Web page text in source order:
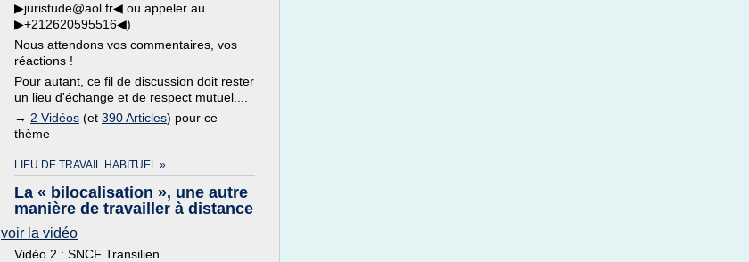
▶juristude@aol.fr◀ ou appeler au
▶+212620595516◀)
Nous attendons vos commentaires, vos
réactions !
Pour autant, ce fil de discussion doit rester
un lieu d'échange et de respect mutuel....
→ 2 Vidéos (et 390 Articles) pour ce
thème
LIEU DE TRAVAIL HABITUEL »
La « bilocalisation », une autre
manière de travailler à distance
voir la vidéo
Vidéo 2 : SNCF Transilien